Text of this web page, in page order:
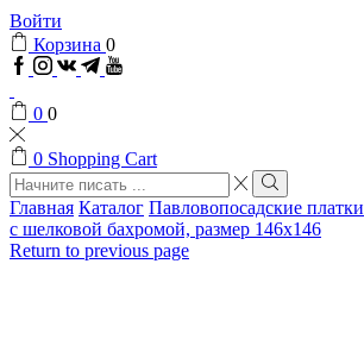
Войти
Корзина 0
Facebook
Instagram
VKTelegram
Youtube
0 0
0 Shopping Cart
Search
input
Search
Главная Каталог Павловопосадские платки
с шелковой бахромой, размер 146х146
Return to previous page